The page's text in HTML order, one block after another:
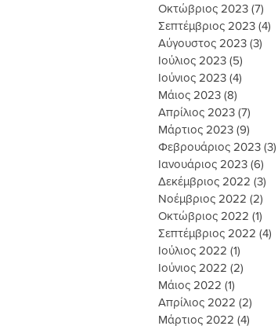
Οκτώβριος 2023 (7)
Σεπτέμβριος 2023 (4)
Αύγουστος 2023 (3)
Ιούλιος 2023 (5)
Ιούνιος 2023 (4)
Μάιος 2023 (8)
Απρίλιος 2023 (7)
Μάρτιος 2023 (9)
Φεβρουάριος 2023 (3)
Ιανουάριος 2023 (6)
Δεκέμβριος 2022 (3)
Νοέμβριος 2022 (2)
Οκτώβριος 2022 (1)
Σεπτέμβριος 2022 (4)
Ιούλιος 2022 (1)
Ιούνιος 2022 (2)
Μάιος 2022 (1)
Απρίλιος 2022 (2)
Μάρτιος 2022 (4)